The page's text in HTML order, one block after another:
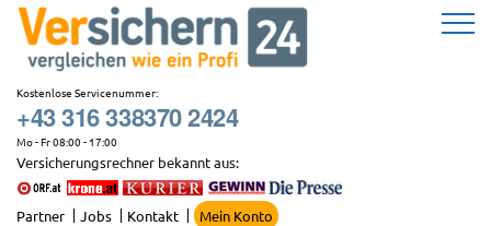
Zum
Inhalt
springen
Kostenlose Servicenummer:
+43 316 338370 2424
Mo - Fr 08:00 - 17:00
Versicherungsrechner bekannt aus:
Partner Jobs Kontakt Mein Konto